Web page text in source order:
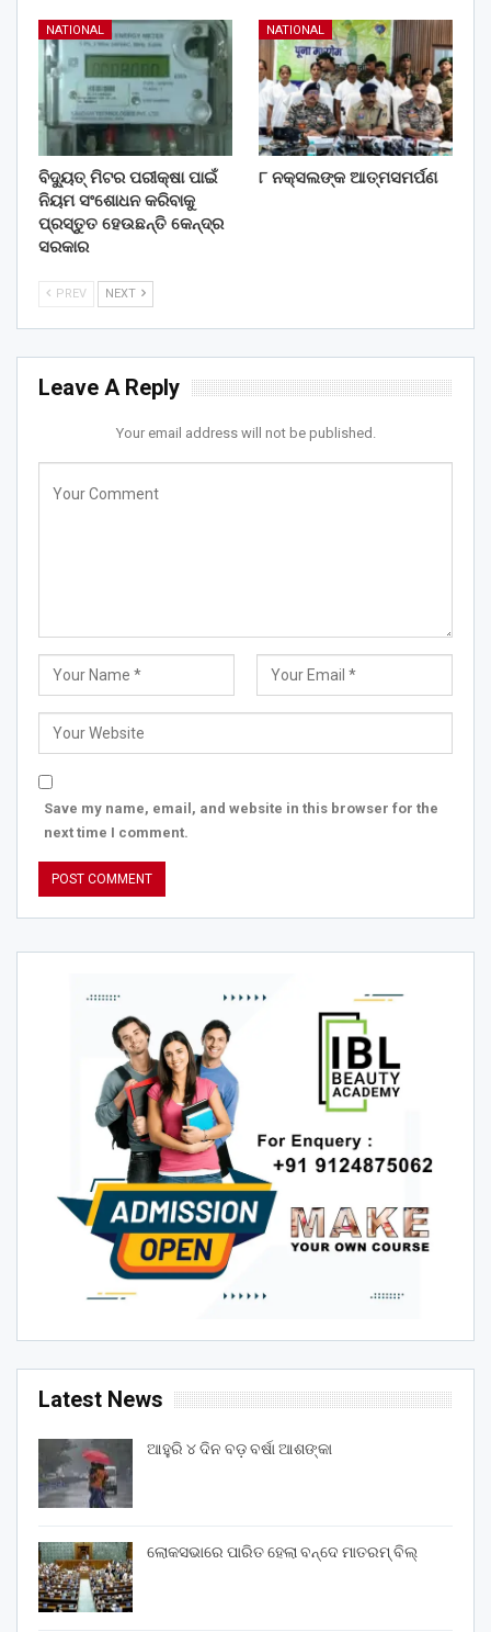
NATIONAL
ବିଦ୍ୟୁତ୍ ମିଟର ପରୀକ୍ଷା ପାଇଁ
ନିୟମ ସଂଶୋଧନ କରିବାକୁ
ପ୍ରସ୍ତୁତ ହେଉଛନ୍ତି କେନ୍ଦ୍ର
ସରକାର
NATIONAL
୮ ନକ୍ସଲଙ୍କ ଆତ୍ମସମର୍ପଣ
PREV NEXT
Leave A Reply
Your email address will not be published.
Save my name, email, and website in this browser for the
next time I comment.
Latest News
ଆହୁରି ୪ ଦିନ ବଡ଼ ବର୍ଷା ଆଶଙ୍କା
ଲୋକସଭାରେ ପାରିତ ହେଲା ବନ୍ଦେ ମାତରମ୍‌ ବିଲ୍‌